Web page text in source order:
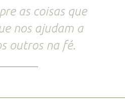
as coisas que
nos ajudam a
outros na fé.